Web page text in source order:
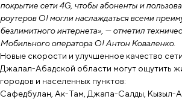
покрытие сети 4G, чтобы абоненты и
роутеров О! могли наслаждаться всеми
безлимитного интернета», — отметил
Мобильного оператора О! Антон Коваленко.
Новые скорости и улучшенное качество
Джалал-Абадской области могут ощутить
городов и населенных пунктов:
Сафедбулан, Ак-Там, Джапа-Салды, Кызыл-